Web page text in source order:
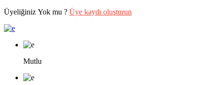
Üyeliğiniz Yok mu ? Üye kaydı oluşturun
Mutlu